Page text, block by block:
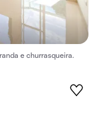
e churrasqueira.